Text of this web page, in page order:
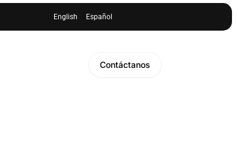
English Español
Contáctanos